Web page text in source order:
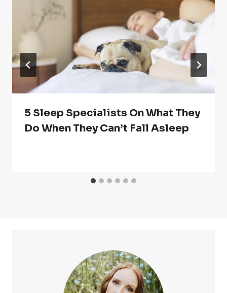
5 Sleep Specialists On What They
Do When They Can’t Fall Asleep